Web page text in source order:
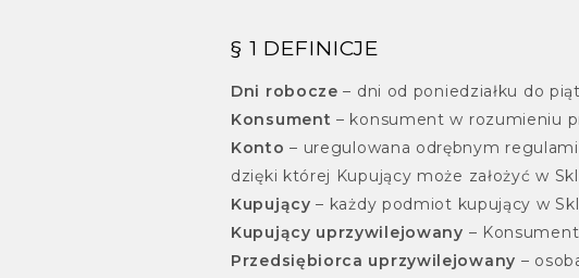
§ 1 DEFINICJE
Dni robocze – dni od poniedziałku do
Konsument – konsument w rozumieniu
Konto – uregulowana odrębnym
dzięki której Kupujący może założyć w
Kupujący – każdy podmiot kupujący w
Kupujący uprzywilejowany –
Przedsiębiorca uprzywilejowany –